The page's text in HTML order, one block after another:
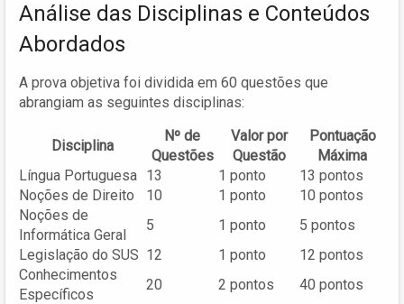
Análise das Disciplinas e Conteúdos
Abordados
A prova objetiva foi dividida em 60 questões que
abrangiam as seguintes disciplinas:
Disciplina
Nº de
Questões
Valor por
Questão
Pontuação
Máxima
Língua Portuguesa 13 1 ponto
13 pontos
Noções de Direito
10 1 ponto
10 pontos
Noções de
Informática Geral
5 1 ponto
5 pontos
Legislação do SUS 12 1 ponto
12 pontos
Conhecimentos
Específicos
20 2 pontos
40 pontos